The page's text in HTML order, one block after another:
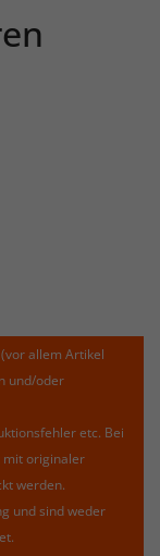
allem Artikel
und/oder
etc. Bei
mit originaler
werden.
und sind weder